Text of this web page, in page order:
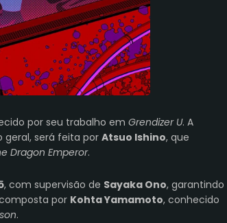
por seu trabalho em Grendizer U. A
geral, será feita por Atsuo Ishino, que
Dragon Emperor.
, com supervisão de Sayaka Ono, garantindo
por Kohta Yamamoto, conhecido
.